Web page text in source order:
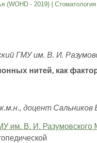
(WOHD - 2019)| Стоматология
ГМУ им. В. И.
нитей, как
к.м.н., доцент Сальников
им. В. И. Разумовского